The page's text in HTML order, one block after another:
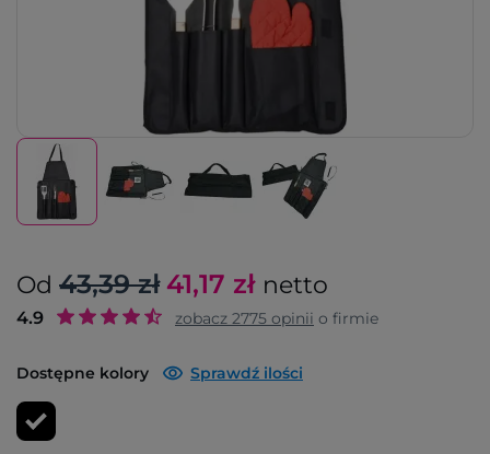
Od 43,39 zł 41,17 zł netto
4.9 zobacz 2775 opinii o firmie
Dostępne kolory Sprawdź ilości